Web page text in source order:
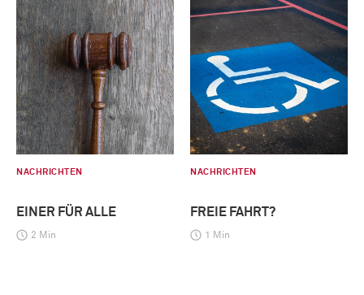
NACHRICHTEN
EINER FÜR ALLE
2 Min
NACHRICHTEN
FREIE FAHRT?
1 Min